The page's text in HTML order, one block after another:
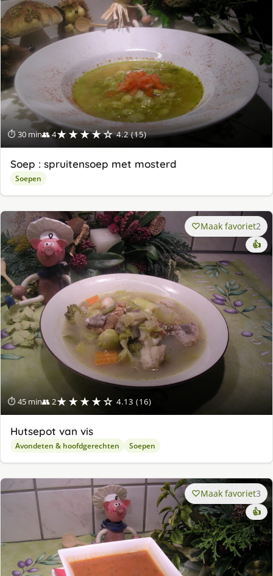
⏱ 30 min👥 4★★★★☆ 4.2 (15)
Soep : spruitensoep met mosterd
Soepen
⏱ 45 min👥 2★★★★☆ 4.13 (16)
Maak favoriet2
👍
Hutsepot van vis
Avondeten & hoofdgerechten Soepen
Maak favoriet3
👍